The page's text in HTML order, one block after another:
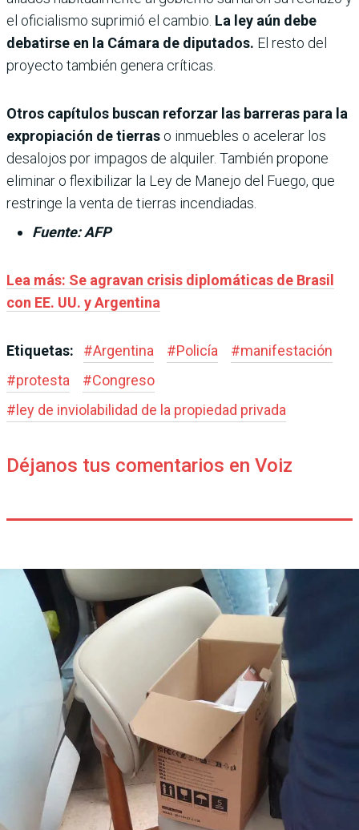
el oficialismo suprimió el cambio. La ley aún debe
debatirse en la Cámara de diputados. El resto del
proyecto también genera críticas.
Otros capítulos buscan reforzar las barreras para la
expropiación de tierras o inmuebles o acelerar los
desalojos por impagos de alquiler. También propone
eliminar o flexibilizar la Ley de Manejo del Fuego, que
restringe la venta de tierras incendiadas.
Fuente: AFP
Lea más: Se agravan crisis diplomáticas de Brasil
con EE. UU. y Argentina
Etiquetas: #Argentina #Policía #manifestación
#protesta #Congreso
#ley de inviolabilidad de la propiedad privada
Déjanos tus comentarios en Voiz